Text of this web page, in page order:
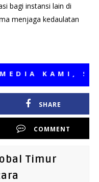
bagi instansi lain di
menjaga kedaulatan
KAMI,
SHARE
COMMENT
Timur